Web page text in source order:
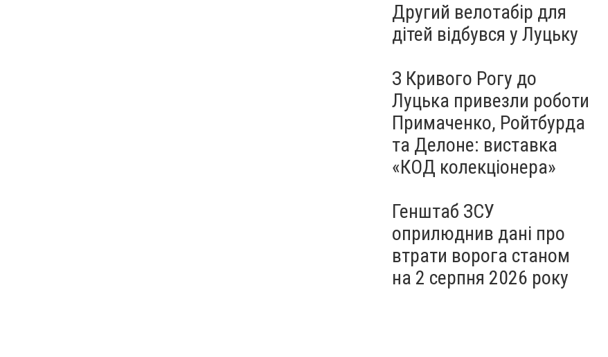
Другий велотабір для
дітей відбувся у Луцьку
З Кривого Рогу до
Луцька привезли роботи
Примаченко, Ройтбурда
та Делоне: виставка
«КОД колекціонера»
Генштаб ЗСУ
оприлюднив дані про
втрати ворога станом
на 2 серпня 2026 року